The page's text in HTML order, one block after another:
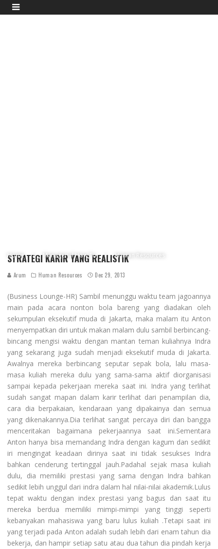
Home Managerial How To Human Resources
STRATEGI KARIR YANG REALISTIK
Arum Human Resources Dec 29, 2013
(Business Lounge-HR) Sambil menunggu waktu team jagoannya
main pada acara nonton bola bareng yang diadakan oleh
sekumpulan eksekutif muda di Jakarta, maka malam itu Anton
menyempatkan diri untuk makan malam dulu sambil berbincang-
bincang mengisi waktu dengan mantan teman kuliahnya Indra
yang sekarang juga sudah menjadi eksekutif muda di Jakarta.
Awalnya mereka berbincang seputar sepak bola, lalu masa-
masa kuliah mereka dulu yang sama-sama aktif diorganisasi
sampai kepada pekerjaan mereka saat ini. Indra yang terlihat
sudah sangat mapan dalam karir terlihat dari penampilan dia,
cara dia berpakaian, kendaraan yang dipakainya dan semua
yang dikenakannya.Dia terlihat sangat percaya diri dan bangga
menceritakan bagaimana pekerjaannya saat ini.Sementara
Anton hanya bisa memandang Indra dengan kagum dan sedikit
iri mengingat keadaan dirinya saat ini tidak sesukses Indra
bahkan cenderung tertinggal jauh.Padahal sejak masa kuliah
dulu, dia memiliki prestasi yang sama dengan Indra bahkan
sedikit lebih unggul dari indra dalam hal nilai-nilai akademik.Lulus
tepat waktu dengan index prestasi yang bagus dan saat itu
mereka berdua memiliki mimpi-mimpi yang tinggi seperti
kebanyakan mahasiswa yang baru lulus kuliah .Tetapi saat ini
yang terjadi pada Anton adalah sudah lebih dari enam tahun dia
bekerja, dan hampir setiap satu atau dua tahun dia pindah kerja